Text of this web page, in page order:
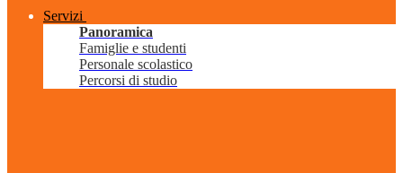
Servizi
Panoramica
Famiglie e studenti
Personale scolastico
Percorsi di studio